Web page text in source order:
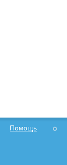
Помощь